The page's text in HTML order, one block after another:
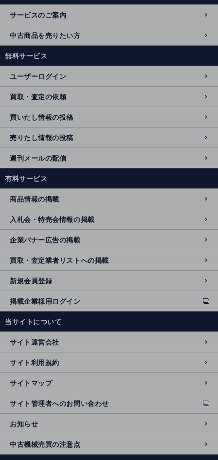
サービスのご案内
中古商品を売りたい方
無料サービス
ユーザーログイン
買取・査定の依頼
買いたし情報の投稿
売りたし情報の投稿
週刊メールの配信
有料サービス
商品情報の掲載
入札会・特売会情報の掲載
企業バナー広告の掲載
買取・査定業者リストへの掲載
新規会員登録
掲載企業様用ログイン
ext
e
n
al
si
t
e
当サイトについて
サイト運営会社
サイト利用規約
サイトマップ
サイト管理者へのお問い合わせ
ext
e
r
n
al
si
お知らせ
中古機械売買の注意点